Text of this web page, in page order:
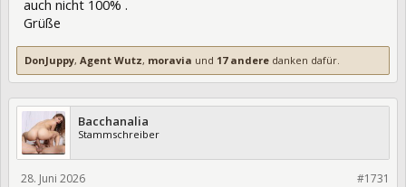
auch nicht 100% .
Grüße
DonJuppy, Agent Wutz, moravia und 17 andere danken dafür.
Bacchanalia
Stammschreiber
#1731
28. Juni 2026